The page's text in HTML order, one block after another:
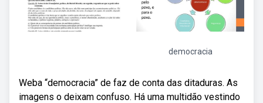
democracia
Weba “democracia” de faz de conta das ditaduras. As
imagens o deixam confuso. Há uma multidão vestindo